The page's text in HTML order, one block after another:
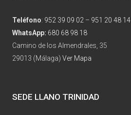
Teléfono: 952 39 09 02 – 951 20 48 14
WhatsApp: 680 68 98 18
Camino de los Almendrales, 35
29013 (Málaga) Ver Mapa
SEDE LLANO TRINIDAD